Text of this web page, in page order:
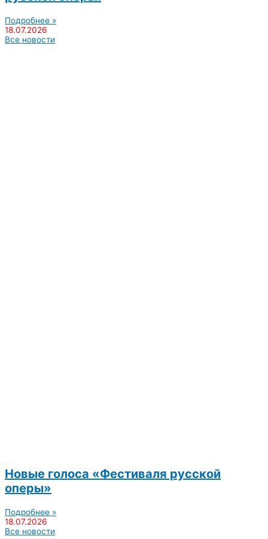
Подробнее »
18.07.2026
Все новости
Новые голоса «Фестиваля русской
оперы»
Подробнее »
18.07.2026
Все новости